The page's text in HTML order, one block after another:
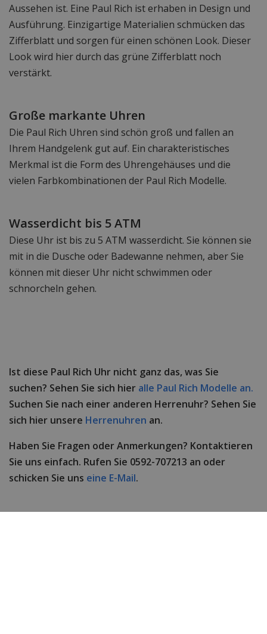
Aussehen ist. Eine Paul Rich ist erhaben in Design und
Ausführung. Einzigartige Materialien schmücken das
Zifferblatt und sorgen für einen schönen Look. Dieser
Look wird hier durch das grüne Zifferblatt noch
verstärkt.
Große markante Uhren
Die Paul Rich Uhren sind schön groß und fallen an
Ihrem Handgelenk gut auf. Ein charakteristisches
Merkmal ist die Form des Uhrengehäuses und die
vielen Farbkombinationen der Paul Rich Modelle.
Wasserdicht bis 5 ATM
Diese Uhr ist bis zu 5 ATM wasserdicht. Sie können sie
mit in die Dusche oder Badewanne nehmen, aber Sie
können mit dieser Uhr nicht schwimmen oder
schnorcheln gehen.
Ist diese Paul Rich Uhr nicht ganz das, was Sie
suchen? Sehen Sie sich hier alle Paul Rich Modelle an.
Suchen Sie nach einer anderen Herrenuhr? Sehen Sie
sich hier unsere Herrenuhren an.
Haben Sie Fragen oder Anmerkungen? Kontaktieren
Sie uns einfach. Rufen Sie 0592-707213 an oder
schicken Sie uns eine E-Mail.